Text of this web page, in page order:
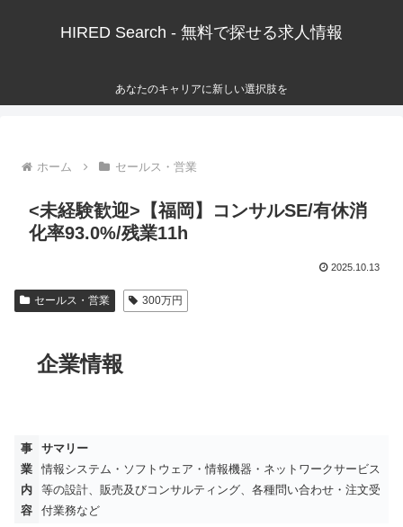
HIRED Search - 無料で探せる求人情報
あなたのキャリアに新しい選択肢を
ホーム セールス・営業
<未経験歓迎>【福岡】コンサルSE/有休消
化率93.0%/残業11h
2025.10.13
セールス・営業 300万円
企業情報
事
業
内
容
サマリー
情報システム・ソフトウェア・情報機器・ネットワークサービス
等の設計、販売及びコンサルティング、各種問い合わせ・注文受
付業務など